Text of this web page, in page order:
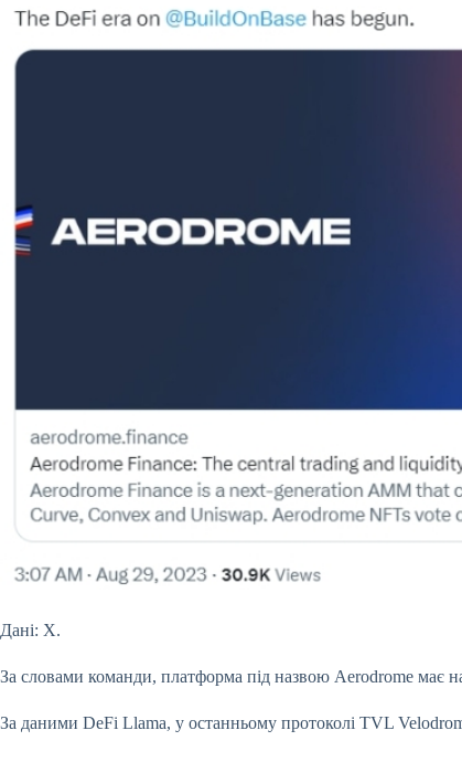
Дані: X.
За словами команди, платформа під назвою Aerodrome має
За даними DeFi Llama, у останньому протоколі TVL